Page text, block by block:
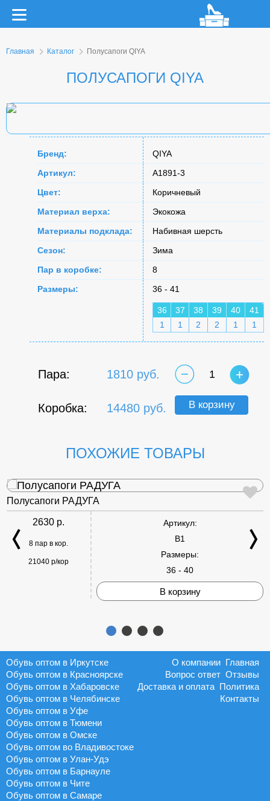
Главная Каталог Полусапоги QIYA
ПОЛУСАПОГИ QIYA
Бренд:
QIYA
Артикул:
A1891-3
Цвет:
Коричневый
Материал верха:
Экокожа
Материалы подклада:
Набивная шерсть
Сезон:
Зима
Пар в коробке:
8
Размеры:
36 - 41
36 37 38 39 40
41
1
1 2 2 1 1
Пара: 1810 руб.
Коробка: 14480 руб.
1
В корзину
ПОХОЖИЕ ТОВАРЫ
Полусапоги РАДУГА
2630 р.
8 пар в кор.
21040 р/кор
Артикул:
B1
Размеры:
36 - 40
В корзину
Обувь оптом в Иркутске
Обувь оптом в Красноярске
Обувь оптом в Хабаровске
Обувь оптом в Челябинске
Обувь оптом в Уфе
Обувь оптом в Тюмени
Обувь оптом в Омске
Обувь оптом во Владивостоке
Обувь оптом в Улан-Удэ
Обувь оптом в Барнауле
Обувь оптом в Чите
Обувь оптом в Самаре
Главная
О компании
Отзывы
Вопрос ответ
Политика
Доставка и оплата
Контакты